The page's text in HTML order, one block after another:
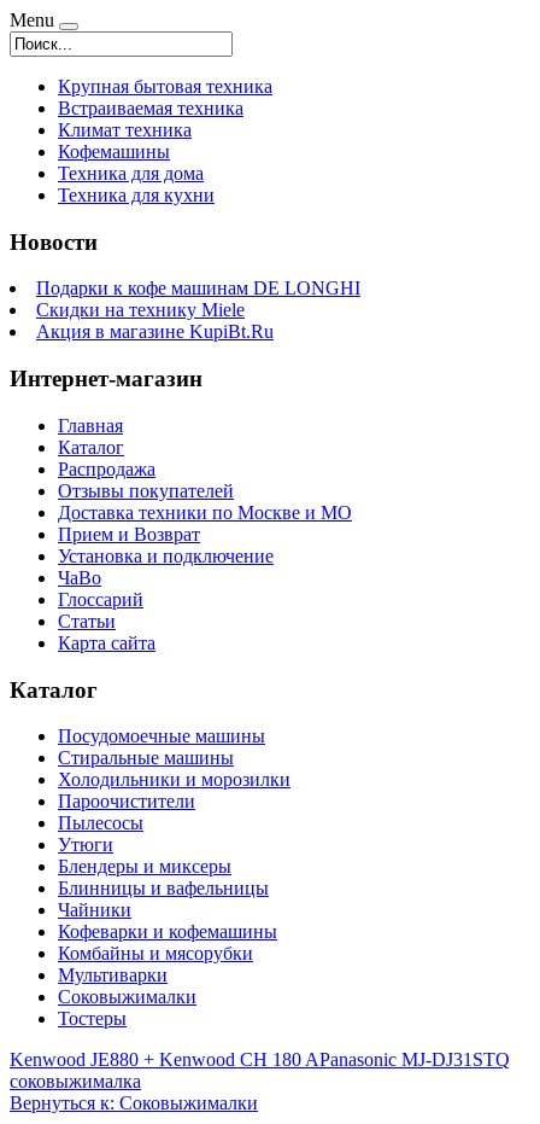
Menu
Крупная бытовая техника
Встраиваемая техника
Климат техника
Кофемашины
Техника для дома
Техника для кухни
Новости
Подарки к кофе машинам DE LONGHI
Скидки на технику Miele
Акция в магазине KupiBt.Ru
Интернет-магазин
Главная
Каталог
Распродажа
Отзывы покупателей
Доставка техники по Москве и МО
Прием и Возврат
Установка и подключение
ЧаВо
Глоссарий
Статьи
Карта сайта
Каталог
Посудомоечные машины
Стиральные машины
Холодильники и морозилки
Пароочистители
Пылесосы
Утюги
Блендеры и миксеры
Блинницы и вафельницы
Чайники
Кофеварки и кофемашины
Комбайны и мясорубки
Мультиварки
Соковыжималки
Тостеры
Kenwood JE880 + Kenwood CH 180 APanasonic MJ-DJ31STQ
соковыжималка
Вернуться к: Соковыжималки